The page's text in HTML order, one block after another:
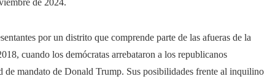
de 2024.
por un distrito que comprende parte de las afueras de la
cuando los demócratas arrebataron a los republicanos
de mandato de Donald Trump. Sus posibilidades frente al inquilino